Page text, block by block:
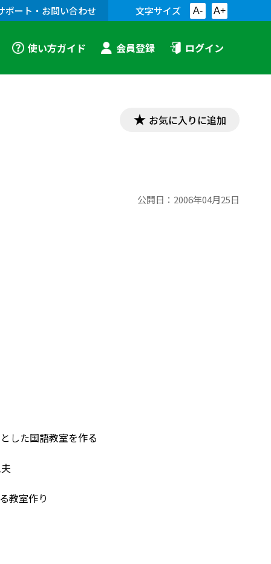
ポート・お問い合わせ 文字サイズ A- A+
使い方ガイド 会員登録 ログイン
お気に入りに追加
公開日： 2006年04月25日
した国語教室を作る
教室作り